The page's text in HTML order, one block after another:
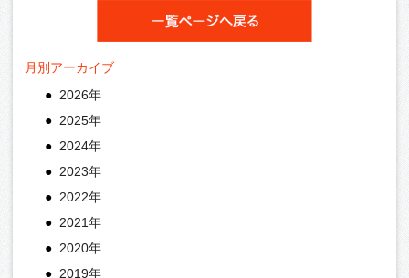
月別アーカイブ
2026年
2025年
2024年
2023年
2022年
2021年
2020年
2019年